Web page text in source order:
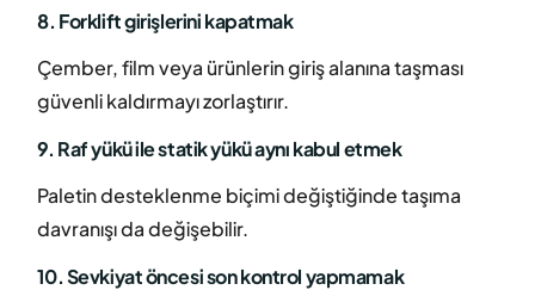
8. Forklift girişlerini kapatmak
Çember, film veya ürünlerin giriş alanına taşması
güvenli kaldırmayı zorlaştırır.
9. Raf yükü ile statik yükü aynı kabul etmek
Paletin desteklenme biçimi değiştiğinde taşıma
davranışı da değişebilir.
10. Sevkiyat öncesi son kontrol yapmamak